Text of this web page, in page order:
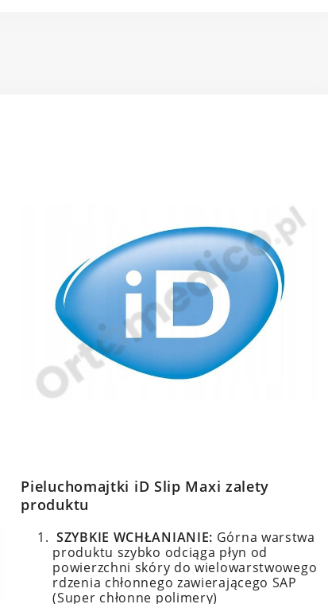
Pieluchomajtki iD Slip Maxi zalety
produktu
SZYBKIE WCHŁANIANIE: Górna warstwa
produktu szybko odciąga płyn od
powierzchni skóry do wielowarstwowego
rdzenia chłonnego zawierającego SAP
(Super chłonne polimery)